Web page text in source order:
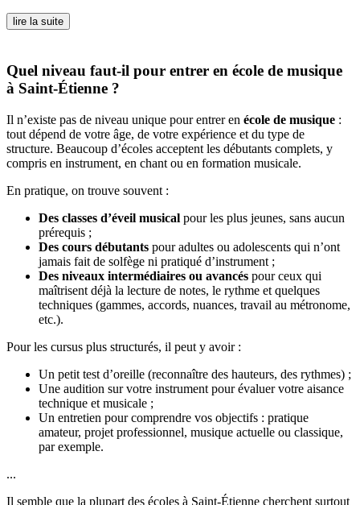
lire la suite
Quel niveau faut-il pour entrer en école de musique
à Saint-Étienne ?
Il n’existe pas de niveau unique pour entrer en école de musique :
tout dépend de votre âge, de votre expérience et du type de
structure. Beaucoup d’écoles acceptent les débutants complets, y
compris en instrument, en chant ou en formation musicale.
En pratique, on trouve souvent :
Des classes d’éveil musical pour les plus jeunes, sans aucun
prérequis ;
Des cours débutants pour adultes ou adolescents qui n’ont
jamais fait de solfège ni pratiqué d’instrument ;
Des niveaux intermédiaires ou avancés pour ceux qui
maîtrisent déjà la lecture de notes, le rythme et quelques
techniques (gammes, accords, nuances, travail au métronome,
etc.).
Pour les cursus plus structurés, il peut y avoir :
Un petit test d’oreille (reconnaître des hauteurs, des rythmes) ;
Une audition sur votre instrument pour évaluer votre aisance
technique et musicale ;
Un entretien pour comprendre vos objectifs : pratique
amateur, projet professionnel, musique actuelle ou classique,
par exemple.
...
Il semble que la plupart des écoles à Saint-Étienne cherchent surtout